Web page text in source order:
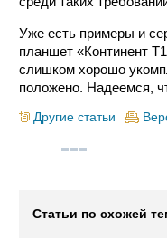
Уже есть примеры и
планшет «Континент
слишком хорошо
положено. Надеемся,
Другие статьи
Статьи по схожей